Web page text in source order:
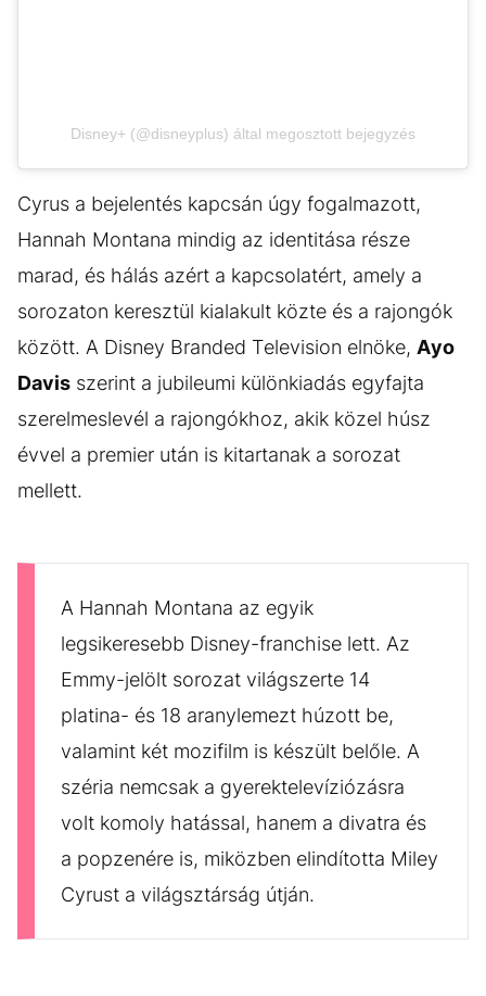
Disney+ (@disneyplus) által megosztott bejegyzés
Cyrus a bejelentés kapcsán úgy fogalmazott,
Hannah Montana mindig az identitása része
marad, és hálás azért a kapcsolatért, amely a
sorozaton keresztül kialakult közte és a rajongók
között. A Disney Branded Television elnöke, Ayo
Davis szerint a jubileumi különkiadás egyfajta
szerelmeslevél a rajongókhoz, akik közel húsz
évvel a premier után is kitartanak a sorozat
mellett.
A Hannah Montana az egyik
legsikeresebb Disney-franchise lett. Az
Emmy-jelölt sorozat világszerte 14
platina- és 18 aranylemezt húzott be,
valamint két mozifilm is készült belőle. A
széria nemcsak a gyerektelevíziózásra
volt komoly hatással, hanem a divatra és
a popzenére is, miközben elindította Miley
Cyrust a világsztárság útján.